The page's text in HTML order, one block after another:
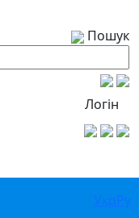
Пошук
Логін
УкрРу